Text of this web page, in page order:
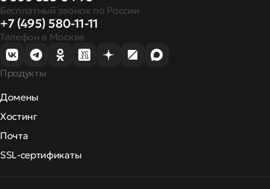
Бесплатный звонок по России
+7 (495) 580-11-11
Телефон в Москве
Продукты
Домены
Хостинг
Почта
SSL-сертификаты